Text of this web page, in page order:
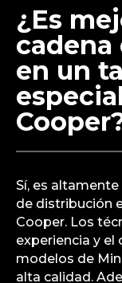
¿Es
en un
Sí, es
de distribución
Cooper. Los
experiencia y
modelos de
alta calidad.